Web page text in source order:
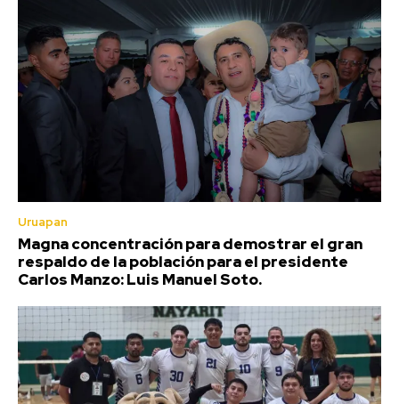
Uruapan
Magna concentración para demostrar el gran
respaldo de la población para el presidente
Carlos Manzo: Luis Manuel Soto.